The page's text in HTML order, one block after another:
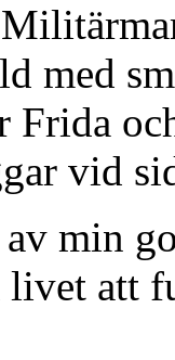
med
Frida
vid
min
att